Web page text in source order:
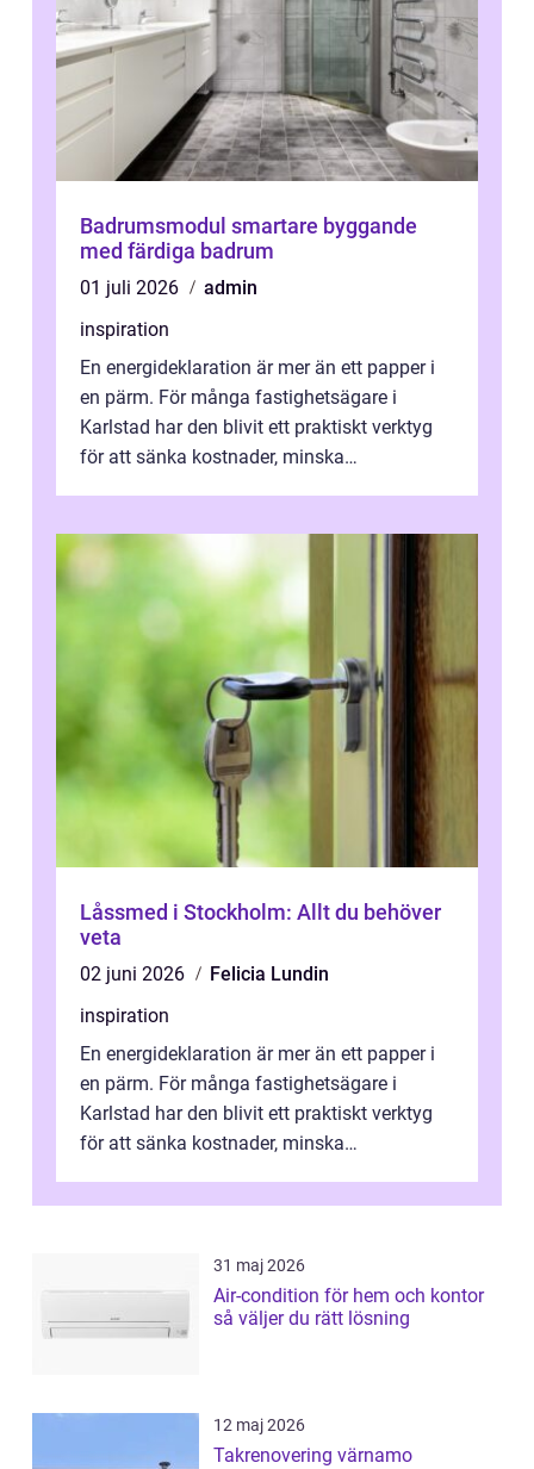
Badrumsmodul smartare byggande
med färdiga badrum
01 juli 2026
admin
inspiration
En energideklaration är mer än ett papper i
en pärm. För många fastighetsägare i
Karlstad har den blivit ett praktiskt verktyg
för att sänka kostnader, minska
Låssmed i Stockholm: Allt du behöver
veta
02 juni 2026
Felicia Lundin
inspiration
En energideklaration är mer än ett papper i
en pärm. För många fastighetsägare i
Karlstad har den blivit ett praktiskt verktyg
för att sänka kostnader, minska
31 maj 2026
Air-condition för hem och kontor
så väljer du rätt lösning
12 maj 2026
Takrenovering värnamo